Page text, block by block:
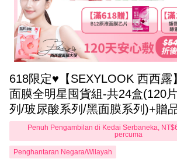
618限定♥【SEXYLOOK 西西露
面膜全明星囤貨組-共24盒(120
列/玻尿酸系列/黑面膜系列)+贈
X1+晶球精華35mlX1
Penuh Pengambilan di Kedai Serbaneka,
percuma
Penghantaran Negara/Wilayah